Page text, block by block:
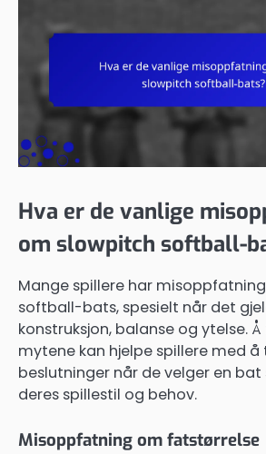
Hva er de vanlige
om slowpitch softball-
Mange spillere har
softball-bats, spesielt når det
konstruksjon, balanse og ytelse.
mytene kan hjelpe spillere med
beslutninger når de velger en
deres spillestil og behov.
Misoppfatning om fatstørrelse